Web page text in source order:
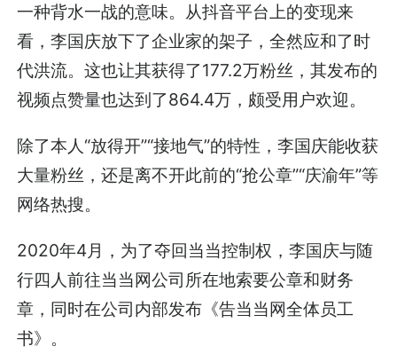
一种背水一战的意味。从抖音平台上的变现来
看，李国庆放下了企业家的架子，全然应和了时
代洪流。这也让其获得了177.2万粉丝，其发布的
视频点赞量也达到了864.4万，颇受用户欢迎。
除了本人“放得开”“接地气”的特性，李国庆能收获
大量粉丝，还是离不开此前的“抢公章”“庆渝年”等
网络热搜。
2020年4月，为了夺回当当控制权，李国庆与随
行四人前往当当网公司所在地索要公章和财务
章，同时在公司内部发布《告当当网全体员工
书》。